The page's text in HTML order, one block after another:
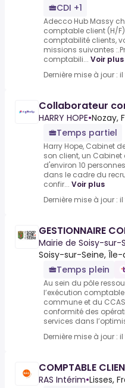
CDI +1
Adecco Hub Massy
comptable client (H/
comptabilité clients,
missions suivantes
comptabili... Voir plus
Dernière mise à jour :
Collaborateur
HARRY HOPE•Nozay,
Temps partiel
Harry Hope, Cabinet
son client, un
d'environ 10
dans le cadre du
confir... Voir plus
Dernière mise à jour :
GESTIONNAIRE
Mairie de Soisy-sur-
Soisy-sur-Seine,
Temps plein
Au sein du pôle
l’exécution
commune et du
conformité des
services dans
Dernière mise à jour :
COMPTABLE
RAS Intérim•Lisses,